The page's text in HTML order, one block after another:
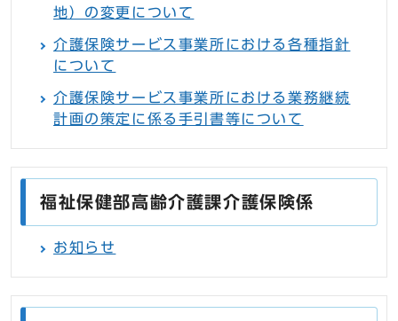
地）の変更について
介護保険サービス事業所における各種指針
について
介護保険サービス事業所における業務継続
計画の策定に係る手引書等について
福祉保健部高齢介護課介護保険係
お知らせ